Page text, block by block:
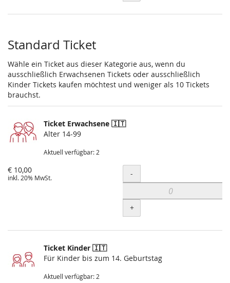
Standard Ticket
Wähle ein Ticket aus dieser Kategorie aus, wenn du
ausschließlich Erwachsenen Tickets oder ausschließlich
Kinder Tickets kaufen möchtest und weniger als 10 Tickets
brauchst.
Ticket Erwachsene 🇮🇹
Alter 14-99
Aktuell verfügbar: 2
€ 10,00
inkl. 20% MwSt. Menge
-
+
Ticket Kinder 🇮🇹
Für Kinder bis zum 14. Geburtstag
Aktuell verfügbar: 2